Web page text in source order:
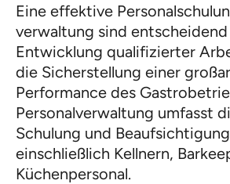
Eine effektive
verwaltung sind
Entwicklung qualifizierter
die Sicherstellung einer
Performance des
Personalverwaltung umfasst
Schulung und
einschließlich Kellnern,
Küchenpersonal.